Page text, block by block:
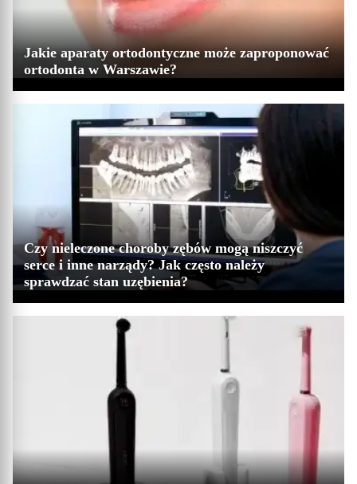
Jakie aparaty ortodontyczne może zaproponować
ortodonta w Warszawie?
Czy nieleczone choroby zębów mogą niszczyć
serce i inne narządy? Jak często należy
sprawdzać stan uzębienia?